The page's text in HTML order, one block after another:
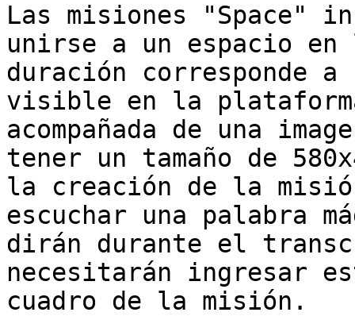
Las misiones "Space"
unirse a un espacio en
duración corresponde
visible en la
acompañada de una
tener un tamaño de
la creación de la
escuchar una palabra
dirán durante el
necesitarán ingresar
cuadro de la misión.